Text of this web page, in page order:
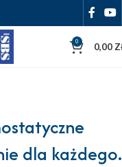
0 0,00
dla każdego.